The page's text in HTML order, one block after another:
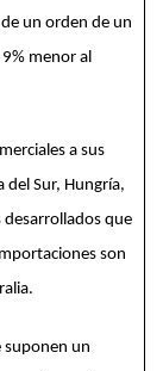
un orden de un
menor al
a sus
del Sur, Hungría,
desarrollados que
son
suponen un